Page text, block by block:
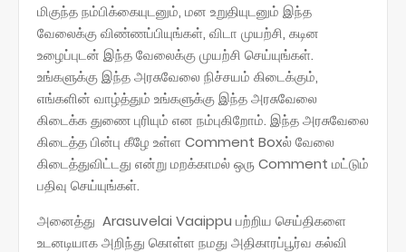
மிகுந்த நம்பிக்கையுடனும், மன உறுதியுடனும் இந்த
வேலைக்கு விண்ணப்பியுங்கள், விடா முயற்சி, கடின
உழைப்புடன் இந்த வேலைக்கு முயற்சி செய்யுங்கள்.
உங்களுக்கு இந்த அரசுவேலை நிச்சயம் கிடைக்கும்,
எங்களின் வாழ்த்தும் உங்களுக்கு இந்த அரசுவேலை
கிடைக்க துணை புரியும் என நம்புகிறோம். இந்த அரசுவேலை
கிடைத்த பின்பு கீழே உள்ள Comment Boxல் வேலை
கிடைத்துவிட்டது என்று மறக்காமல் ஒரு Comment மட்டும்
பதிவு செய்யுங்கள்.
அனைத்து Arasuvelai Vaaippu பற்றிய செய்திகளை
உடனடியாக அறிந்து கொள்ள நமது அதிகாரப்பூர்வ கல்வி